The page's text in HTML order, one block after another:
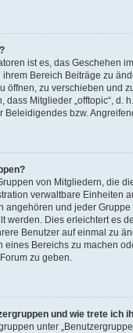
ist es, das Geschehen
Bereich Beiträge zu
öffnen, zu verschieben und
dass Mitglieder „offtopic“, d.
Beleidigendes bzw.
von Mitgliedern, die
verwaltbare Einheiten
angehören und jeder Gruppe
werden. Dies erleichtert es
Benutzer auf einmal zu
eines Bereichs zu machen
zu geben.
und wie trete ich
unter